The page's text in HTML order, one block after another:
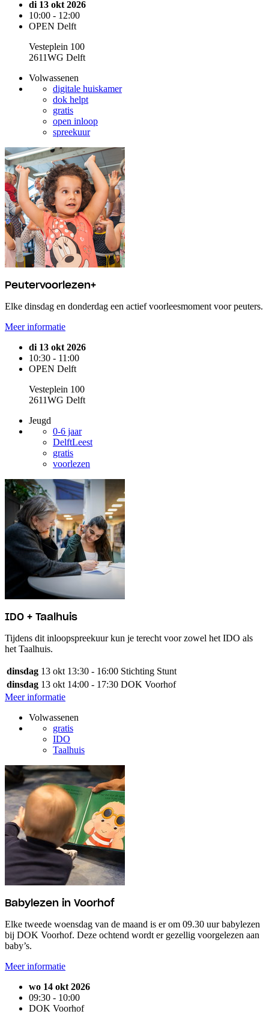
di 13 okt 2026
10:00 - 12:00
OPEN Delft
Vesteplein 100
2611WG Delft
Volwassenen
digitale huiskamer
dok helpt
gratis
open inloop
spreekuur
Peutervoorlezen+
Elke dinsdag en donderdag een actief voorleesmoment voor peuters.
Meer informatie
di 13 okt 2026
10:30 - 11:00
OPEN Delft
Vesteplein 100
2611WG Delft
Jeugd
0-6 jaar
DelftLeest
gratis
voorlezen
IDO + Taalhuis
Tijdens dit inloopspreekuur kun je terecht voor zowel het IDO als
het Taalhuis.
dinsdag 13 okt 13:30 - 16:00 Stichting Stunt
dinsdag 13 okt 14:00 - 17:30 DOK Voorhof
Meer informatie
Volwassenen
gratis
IDO
Taalhuis
Babylezen in Voorhof
Elke tweede woensdag van de maand is er om 09.30 uur babylezen
bij DOK Voorhof. Deze ochtend wordt er gezellig voorgelezen aan
baby’s.
Meer informatie
wo 14 okt 2026
09:30 - 10:00
DOK Voorhof